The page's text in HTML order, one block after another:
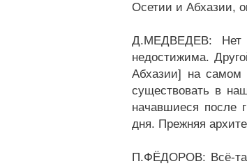
Осетии и Абхазии,
Д.МЕДВЕДЕВ: Нет
недостижима.
Абхазии] на самом
существовать в
начавшиеся после
дня. Прежняя
П.ФЁДОРОВ: Всё-